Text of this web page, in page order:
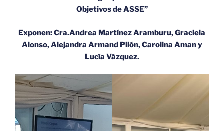
Objetivos de ASSE”
Exponen: Cra.Andrea Martínez Aramburu, Graciela
Alonso, Alejandra Armand Pilón, Carolina Aman y
Lucía Vázquez.